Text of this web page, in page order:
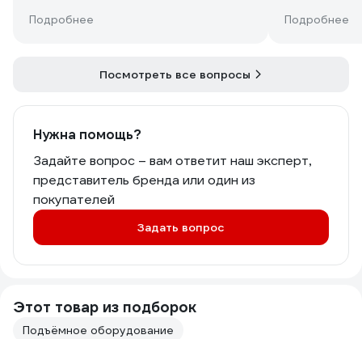
Подробнее Подробнее
Посмотреть все вопросы
Нужна помощь?
Задайте вопрос – вам ответит наш эксперт,
представитель бренда или один из
покупателей
Задать вопрос
Этот товар из подборок
Подъёмное оборудование